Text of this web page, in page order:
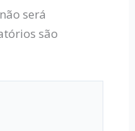
será
são